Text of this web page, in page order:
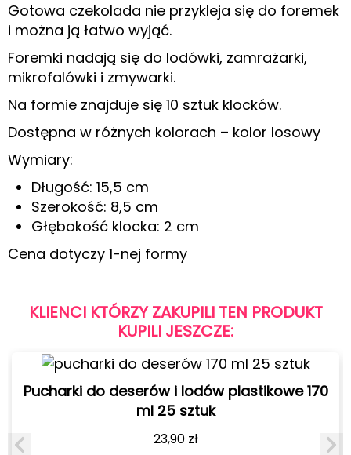
Gotowa czekolada nie przykleja się do foremek
i można ją łatwo wyjąć.
Foremki nadają się do lodówki, zamrażarki,
mikrofalówki i zmywarki.
Na formie znajduje się 10 sztuk klocków.
Dostępna w różnych kolorach – kolor losowy
Wymiary:
Długość: 15,5 cm
Szerokość: 8,5 cm
Głębokość klocka: 2 cm
Cena dotyczy 1-nej formy
KLIENCI KTÓRZY ZAKUPILI TEN PRODUKT
KUPILI JESZCZE:
Pucharki do deserów i lodów plastikowe 170
ml 25 sztuk
23,90 zł